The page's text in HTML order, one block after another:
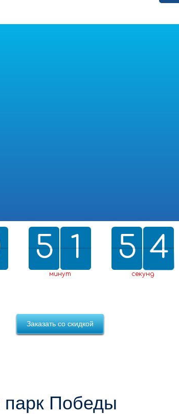
5
5 2
1
1
2
минут
0
5
5
0 4
3
3
4
секунд
Заказать со скидкой
парк Победы